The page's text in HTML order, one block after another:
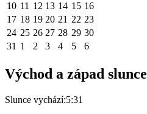
10 11 12 13 14 15 16
17 18 19 20 21 22 23
24 25 26 27 28 29 30
31 1 2 3 4 5 6
Východ a západ slunce
Slunce vychází:5:31